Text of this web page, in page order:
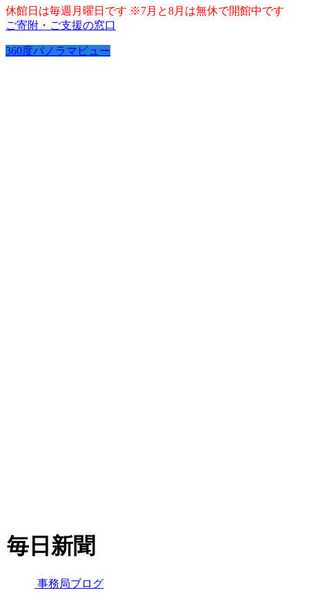
休館日は毎週月曜日です ※7月と8月は無休で開館中です
ご寄附・ご支援の窓口
360度パノラマビュー
毎日新聞
事務局ブログ